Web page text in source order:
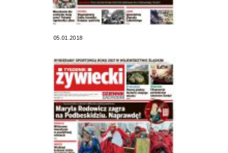
05.01.2018